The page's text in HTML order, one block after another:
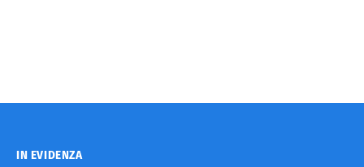
IN EVIDENZA